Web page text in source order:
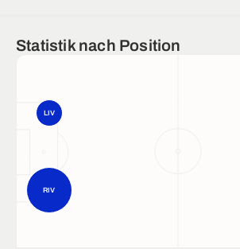
Statistik nach Position
RIV
LIV